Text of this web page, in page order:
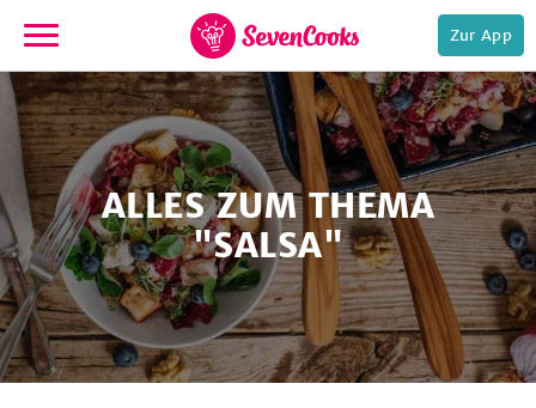
zur
Startseite
Zur App
ALLES ZUM THEMA
"SALSA"